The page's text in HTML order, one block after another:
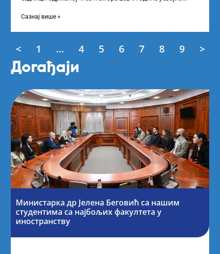
Сазнај више »
< 1 … 4 5 6 7 8 9 >
Догађаји
Министарка др Јелена Беговић са нашим
студентима са најбољих факултета у
иностранству